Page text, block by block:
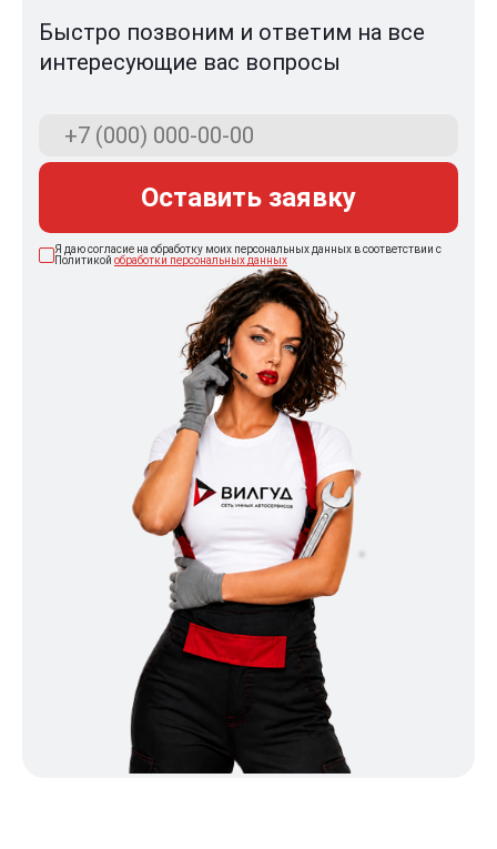
Быстро позвоним и ответим на все
интересующие вас вопросы
Оставить заявку
Я даю согласие на обработку моих персональных данных в соответствии с
Политикой обработки персональных данных